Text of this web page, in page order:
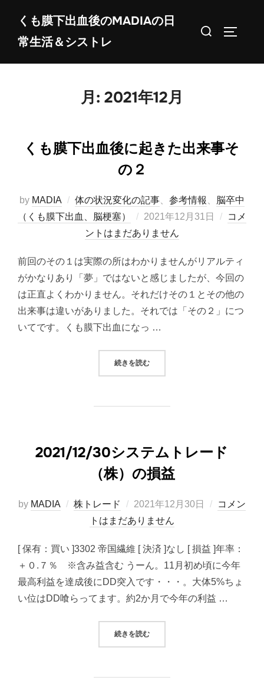
くも膜下出血後のMADIAの日
常生活＆シストレ
検
月: 2021年12月
くも膜下出血後に起きた出来事そ
の２
by MADIA 体の状況変化の記事 参考情報
脳卒中
（くも膜下出血、脳梗塞）
投
稿
2021年12月31日
コメ
ントはまだありません
前回のその１は実際の所はわかりませんがリアルティ
がかなりあり「夢」ではないと感じましたが、今回の
は正直よくわかりません。それだけその１とその他の
出来事は違いがありました。それでは「その２」につ
いてです。くも膜下出血になっ …
続きを読む“くも膜下出血後に起きた出来事そ
2021/12/30システムトレード
（株）の損益
by MADIA 株トレード
投
稿
2021年12月30日
コメン
トはまだありません
[ 保有：買い ]3302 帝国繊維 [ 決済 ]なし [ 損益 ]年率：
＋０.７％ ※含み益含む うーん。11月初め頃に今年
最高利益を達成後にDD突入です・・・。大体5%ちょ
い位はDD喰らってます。約2か月で今年の利益 …
続きを読む“2021/12/30システムトレード（株